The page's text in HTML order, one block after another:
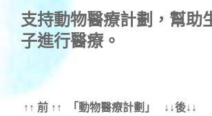
支持動物醫療計劃 ，幫助
子進行醫療。
↑↑ 前 ↑↑ 「動物醫療計劃」 ↓↓後↓↓